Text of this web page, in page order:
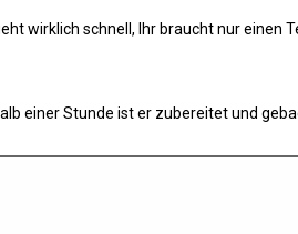
wirklich schnell, Ihr braucht nur
einer Stunde ist er zubereitet und